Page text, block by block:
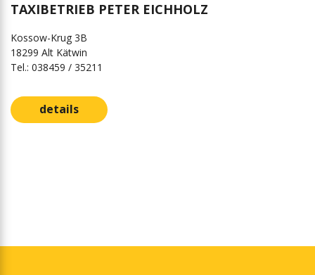
TAXIBETRIEB PETER EICHHOLZ
Kossow-Krug 3B
18299 Alt Kätwin
Tel.: 038459 / 35211
details